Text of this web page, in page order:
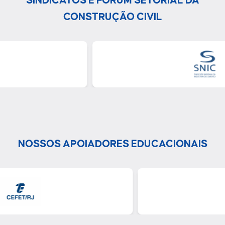
CONSTRUÇÃO CIVIL
NOSSOS APOIADORES EDUCACIONAIS